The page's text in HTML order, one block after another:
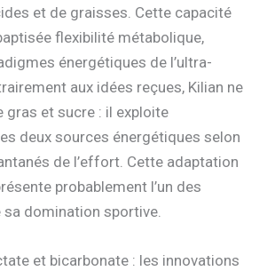
et de graisses. Cette capacité
flexibilité métabolique,
énergétiques de l’ultra-
aux idées reçues, Kilian ne
gras et sucre : il exploite
deux sources énergétiques selon
de l’effort. Cette adaptation
probablement l’un des
domination sportive.
et bicarbonate : les innovations